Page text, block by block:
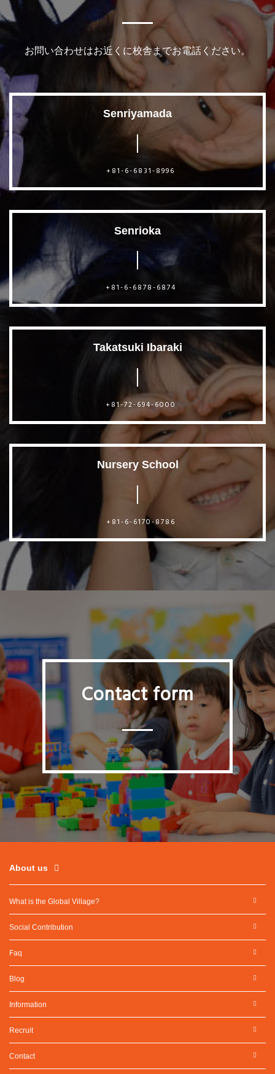
お問い合わせはお近くに校舎までお電話ください。
Senriyamada
+81-6-6831-8996
Senrioka
+81-6-6878-6874
Takatsuki Ibaraki
+81-72-694-6000
Nursery School
+81-6-6170-8786
Contact form
About us
What is the Global Village?
Social Contribution
Faq
Blog
Information
Recruit
Contact